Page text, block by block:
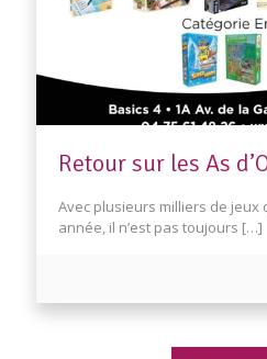
Retour sur les As
Avec plusieurs milliers de jeux
année, il n’est pas toujours […]